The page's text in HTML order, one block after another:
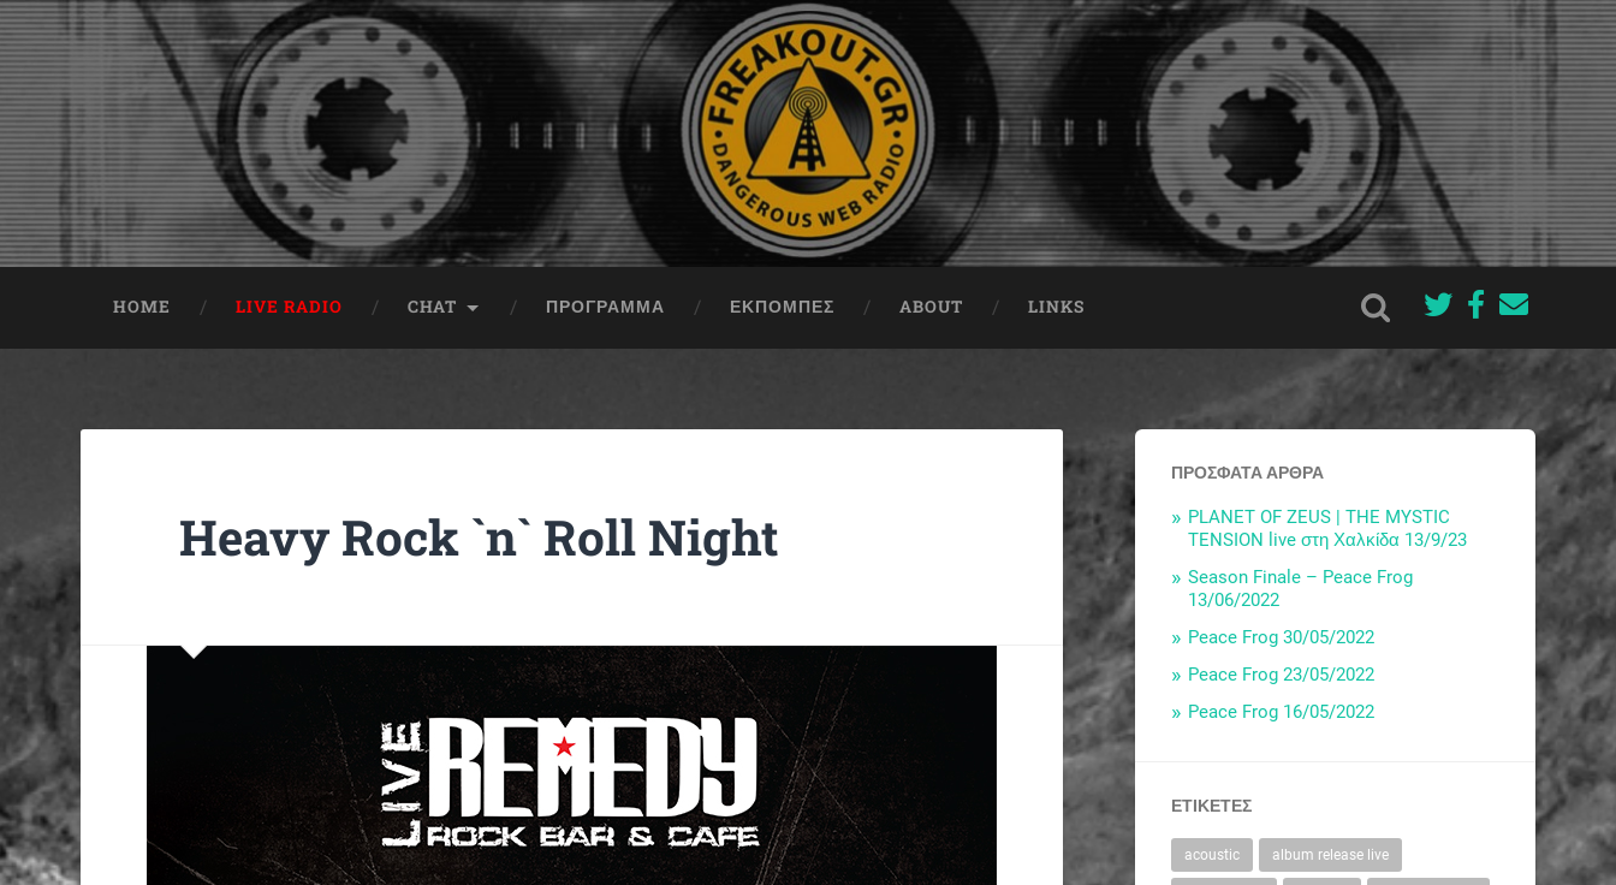
HOME LIVE RADIO CHAT ΠΡΟΓΡΑΜΜΑ ΕΚΠΟΜΠΈΣ ABOUT LINKS
Heavy Rock `n` Roll Night
ΠΡΌΣΦΑΤΑ ΆΡΘΡΑ
PLANET OF ZEUS | THE MYSTIC
TENSION live στη Χαλκίδα 13/9/23
Season Finale – Peace Frog
13/06/2022
Peace Frog 30/05/2022
Peace Frog 23/05/2022
Peace Frog 16/05/2022
ΕΤΙΚΈΤΕΣ
acoustic album release live